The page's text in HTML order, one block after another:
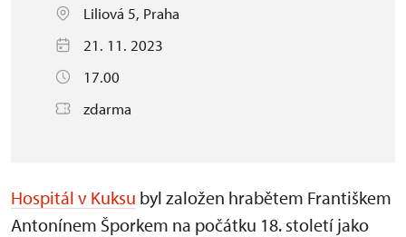
Liliová 5, Praha
21. 11. 2023
17.00
zdarma
Hospitál v Kuksu byl založen hrabětem Františkem
Antonínem Šporkem na počátku 18. století jako